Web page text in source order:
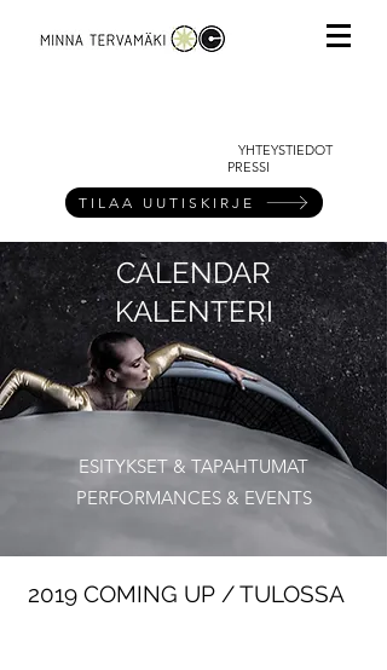
YHTEYSTIEDOT
PRESSI
TILAA UUTISKIRJE
CALENDAR
KALENTERI
ESITYKSET & TAPAHTUMAT
PERFORMANCES & EVENTS
2019 COMING UP / TULOSSA